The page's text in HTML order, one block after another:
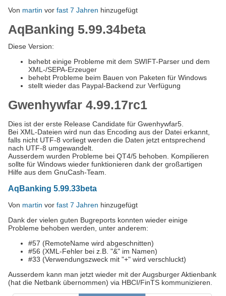
Von martin vor fast 7 Jahren hinzugefügt
AqBanking 5.99.34beta
Diese Version:
behebt einige Probleme mit dem SWIFT-Parser und dem
XML-/SEPA-Erzeuger
behebt Probleme beim Bauen von Paketen für Windows
stellt wieder das Paypal-Backend zur Verfügung
Gwenhywfar 4.99.17rc1
Dies ist der erste Release Candidate für Gwenhywfar5.
Bei XML-Dateien wird nun das Encoding aus der Datei erkannt,
falls nicht UTF-8 vorliegt werden die Daten jetzt entsprechend
nach UTF-8 umgewandelt.
Ausserdem wurden Probleme bei QT4/5 behoben. Kompilieren
sollte für Windows wieder funktionieren dank der großartigen
Hilfe aus dem GnuCash-Team.
AqBanking 5.99.33beta
Von martin vor fast 7 Jahren hinzugefügt
Dank der vielen guten Bugreports konnten wieder einige
Probleme behoben werden, unter anderem:
#57 (RemoteName wird abgeschnitten)
#56 (XML-Fehler bei z.B. "&" im Namen)
#33 (Verwendungszweck mit "+" wird verschluckt)
Ausserdem kann man jetzt wieder mit der Augsburger Aktienbank
(hat die Netbank übernommen) via HBCI/FinTS kommunizieren.